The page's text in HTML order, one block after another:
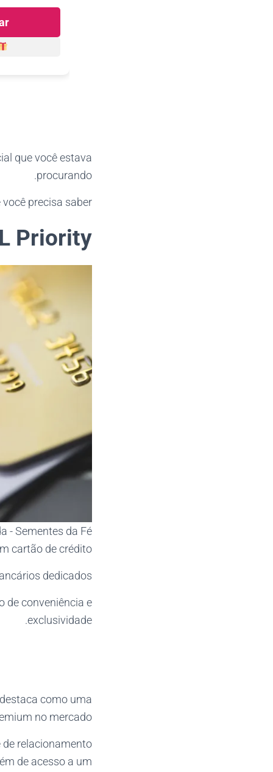
que você estava
procurando.
precisa saber!
Priority?
- Sementes da Fé
cartão de crédito.
dedicados.
de conveniência e
exclusividade.
como uma
no mercado.
relacionamento
de acesso a um